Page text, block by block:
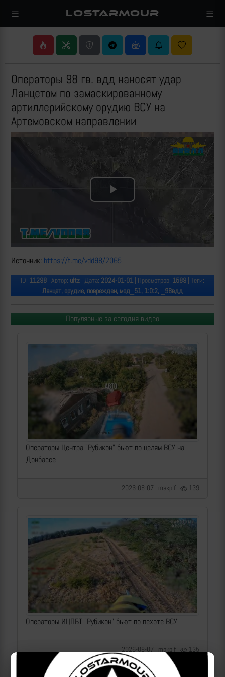
LOSTARMOUR
Операторы 98 гв. вдд наносят удар
Ланцетом по замаскированному
артиллерийскому орудию ВСУ на
Артемовском направлении
Play
Источник: https://t.me/vdd98/2065
ID: 11298 | Автор: ultz | Дата: 2024-01-01 | Просмотров: 1589 | Теги:
Ланцет, орудие, поврежден, мод_51, 1:0:2, _98вдд
Популярные за сегодня видео
Операторы Центра "Рубикон" бьют по целям ВСУ на
Донбассе
2026-08-07 | makpif | 139
Операторы ИЦПБТ "Рубикон" бьют по пехоте ВСУ
2026-08-07 | makpif | 135